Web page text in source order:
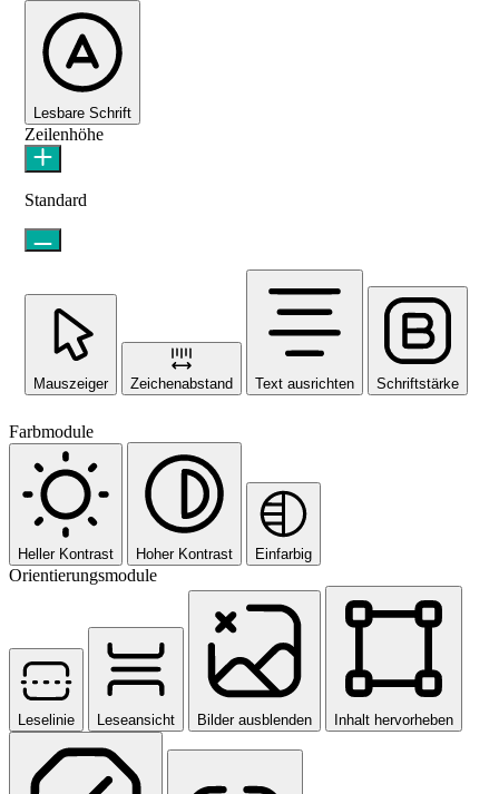
Lesbare Schrift
Zeilenhöhe
Standard
Mauszeiger Zeichenabstand Text ausrichten Schriftstärke
Farbmodule
Heller Kontrast Hoher Kontrast Einfarbig
Orientierungsmodule
Leselinie Leseansicht Bilder ausblenden Inhalt hervorheben